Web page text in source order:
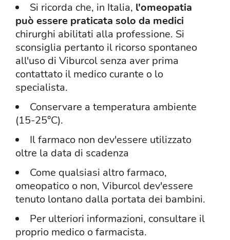
Si ricorda che, in Italia, l'omeopatia
può essere praticata solo da medici
chirurghi abilitati alla professione. Si
sconsiglia pertanto il ricorso spontaneo
all'uso di Viburcol senza aver prima
contattato il medico curante o lo
specialista.
Conservare a temperatura ambiente
(15-25°C).
Il farmaco non dev'essere utilizzato
oltre la data di scadenza
Come qualsiasi altro farmaco,
omeopatico o non, Viburcol dev'essere
tenuto lontano dalla portata dei bambini.
Per ulteriori informazioni, consultare il
proprio medico o farmacista.